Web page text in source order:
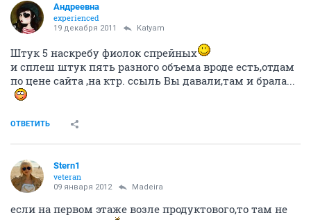
Андреевна
experienced
19 декабря 2011 Katyam
Штук 5 наскребу фиолок спрейных
и сплеш штук пять разного объема вроде есть,отдам
по цене сайта ,на ктр. ссыль Вы давали,там и брала...
ОТВЕТИТЬ
Stern1
veteran
09 января 2012 Madeira
если на первом этаже возле продуктового,то там не